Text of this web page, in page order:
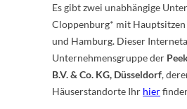
Es gibt zwei unabhängige
Cloppenburg* mit
und Hamburg. Dieser
Unternehmensgruppe der
B.V. & Co. KG, Düsseldorf,
Häuserstandorte Ihr hier